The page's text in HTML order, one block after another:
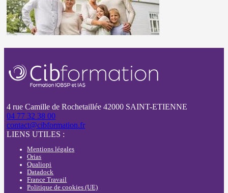
4 rue Camille de Rochetaillée 42000 SAINT-ETIENNE
04 77 32 38 00
contact@cibformation.fr
LIENS UTILES :
Mentions légales
Orias
Qualiopi
Datadock
France Travail
Politique de cookies (UE)